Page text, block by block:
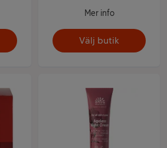
Mer info
Välj butik